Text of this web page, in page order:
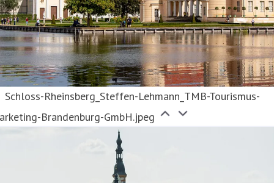
Schloss-Rheinsberg_Steffen-Lehmann_TMB-Tourismus-
Brandenburg-GmbH.jpeg